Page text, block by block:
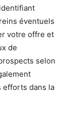
éventuels
votre offre et
de
selon
efforts dans la